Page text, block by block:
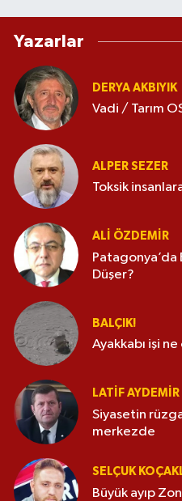
Yazarlar
DERYA AKBIYIK
Vadi / Tarım
ALPER SEZER
Toksik
ALI ÖZDEMIR
Patagonya’da
Düşer?
BALÇIK!
Ayakkabı işi
LATIF AYDEMIR
Siyasetin
merkezde
SELÇUK
Büyük ayıp